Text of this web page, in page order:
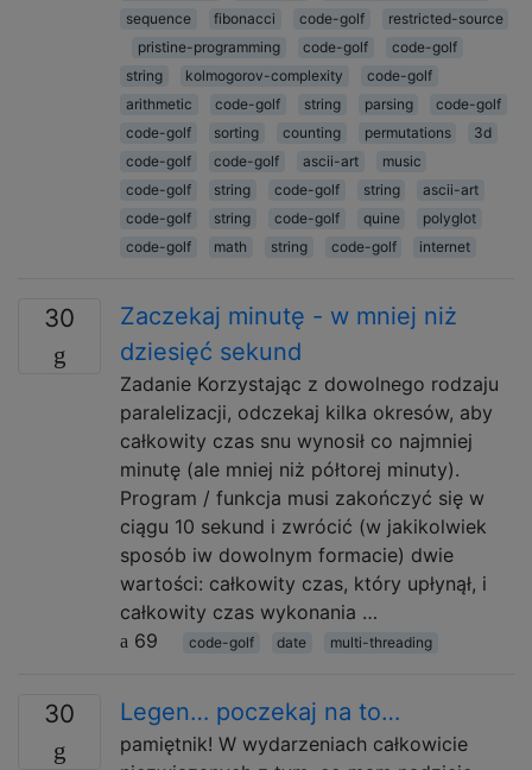
sequence
fibonacci code-golf
restricted-source
pristine-programming
code-golf
code-golf
string
kolmogorov-complexity
code-golf
arithmetic
code-golf string parsing
code-golf
code-golf
sorting counting permutations
3d
code-golf
code-golf ascii-art
music
code-golf
string code-golf string
ascii-art
code-golf
string code-golf quine
polyglot
code-golf
math string code-golf internet
30
Zaczekaj minutę - w mniej niż
dziesięć sekund
Zadanie Korzystając z dowolnego rodzaju
paralelizacji, odczekaj kilka okresów, aby
całkowity czas snu wynosił co najmniej
minutę (ale mniej niż półtorej minuty).
Program / funkcja musi zakończyć się w
ciągu 10 sekund i zwrócić (w jakikolwiek
sposób iw dowolnym formacie) dwie
wartości: całkowity czas, który upłynął, i
całkowity czas wykonania …
69
code-golf date multi-threading
30 Legen… poczekaj na to…
pamiętnik! W wydarzeniach całkowicie